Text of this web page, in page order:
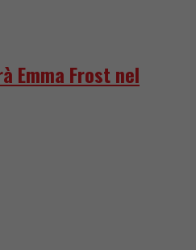
Emma Frost nel